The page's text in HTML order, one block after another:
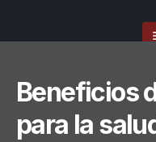
Beneficios
para la